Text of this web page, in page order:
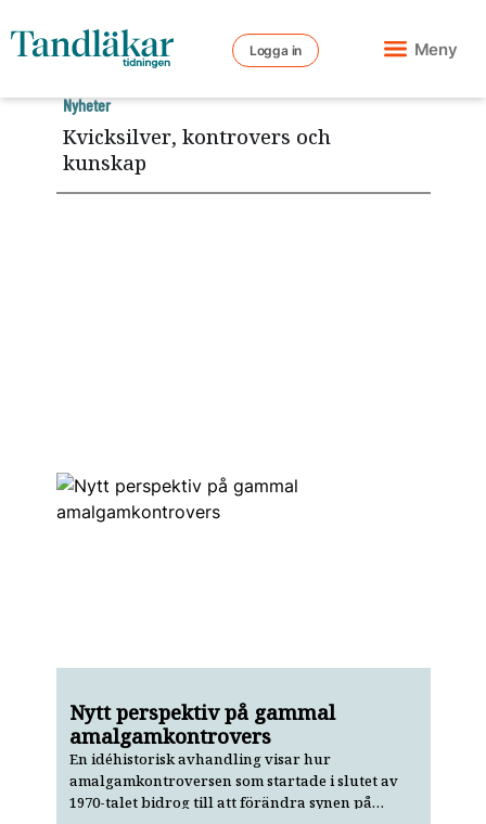
Logga in Meny
Nytt ­perspektiv på gammal
amalgamkontrovers
En idéhistorisk avhandling visar hur
amalgamkontroversen som startade i slutet av
1970-talet bidrog till att förändra synen på
Kvicksilver, kontrovers och
kunskap
Nyheter